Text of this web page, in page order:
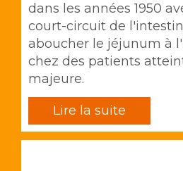
dans les années 1950
court-circuit de
aboucher le jéjunum à
chez des patients
majeure.
Lire la suite